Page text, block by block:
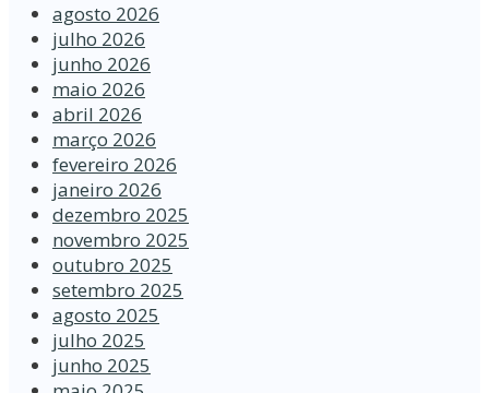
agosto 2026
julho 2026
junho 2026
maio 2026
abril 2026
março 2026
fevereiro 2026
janeiro 2026
dezembro 2025
novembro 2025
outubro 2025
setembro 2025
agosto 2025
julho 2025
junho 2025